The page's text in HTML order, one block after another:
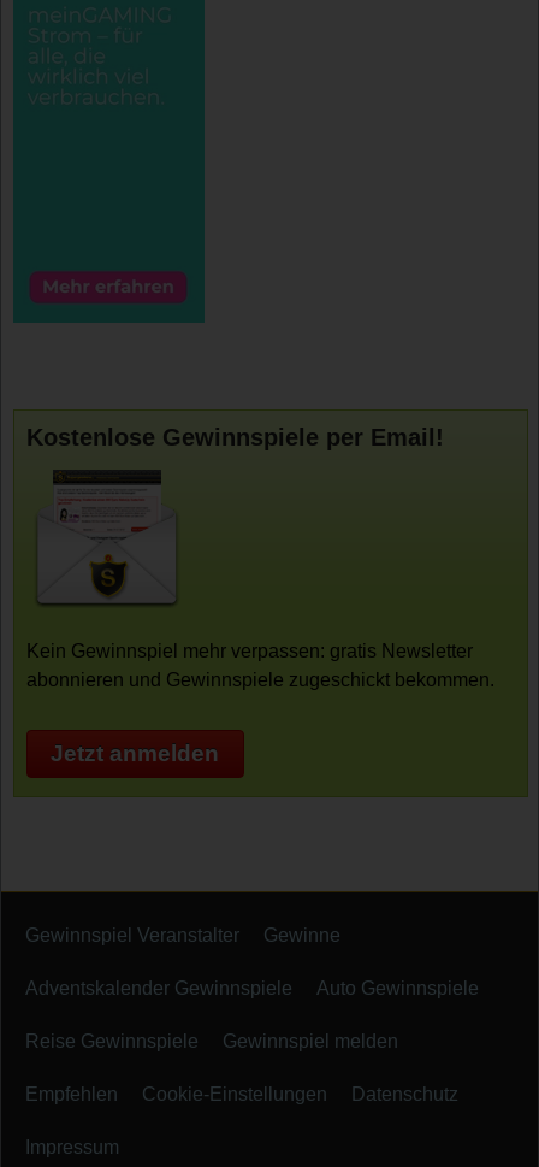
Kostenlose Gewinnspiele per Email!
Kein Gewinnspiel mehr verpassen: gratis Newsletter
abonnieren und Gewinnspiele zugeschickt bekommen.
Jetzt anmelden
Gewinnspiel Veranstalter Gewinne
Adventskalender Gewinnspiele Auto Gewinnspiele
Reise Gewinnspiele Gewinnspiel melden
Empfehlen Cookie-Einstellungen Datenschutz
Impressum